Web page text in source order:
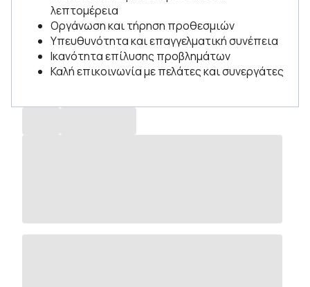
λεπτομέρεια
Οργάνωση και τήρηση προθεσμιών
Υπευθυνότητα και επαγγελματική συνέπεια
Ικανότητα επίλυσης προβλημάτων
Καλή επικοινωνία με πελάτες και συνεργάτες